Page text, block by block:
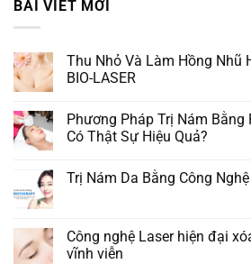
BÀI VIẾT MỚI
Thu Nhỏ Và Làm Hồng Nhũ
BIO-LASER
Phương Pháp Trị Nám Bằng
Có Thật Sự Hiệu Quả?
Trị Nám Da Bằng Công
Công nghệ Laser hiện đại
vĩnh viễn